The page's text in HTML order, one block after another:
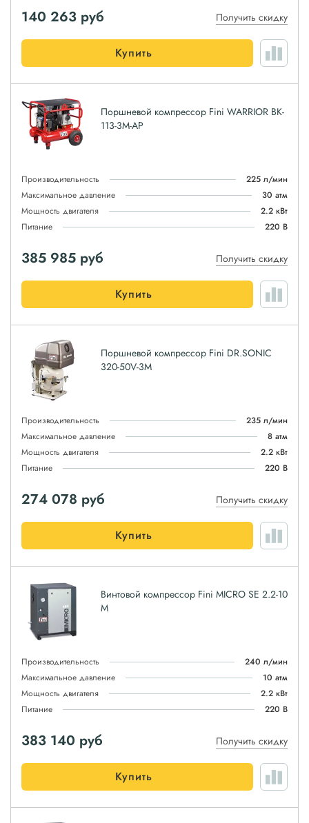
140 263 руб Получить скидку
Купить
Поршневой компрессор Fini WARRIOR BK-
113-3M-AP
Производительность
225 л/мин
Максимальное давление
30 атм
Мощность двигателя
2.2 кВт
Питание
220 В
385 985 руб Получить скидку
Купить
Поршневой компрессор Fini DR.SONIC
320-50V-3M
Производительность
235 л/мин
Максимальное давление
8 атм
Мощность двигателя
2.2 кВт
Питание
220 В
274 078 руб Получить скидку
Купить
Винтовой компрессор Fini MICRO SE 2.2-10
M
Производительность
240 л/мин
Максимальное давление
10 атм
Мощность двигателя
2.2 кВт
Питание
220 В
383 140 руб Получить скидку
Купить